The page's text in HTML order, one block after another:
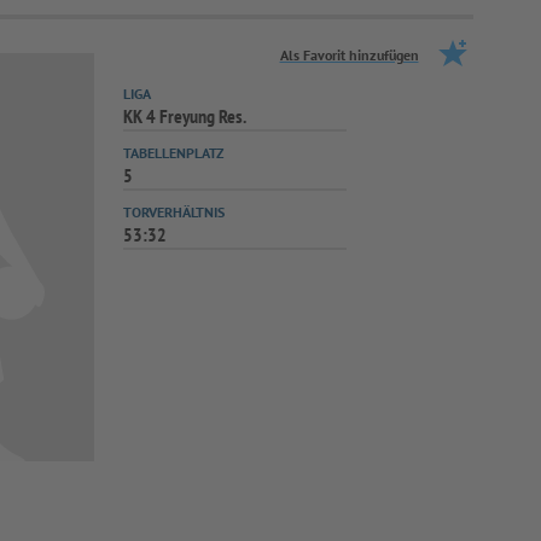
Als Favorit hinzufügen
LIGA
KK 4 Freyung Res.
TABELLENPLATZ
5
TORVERHÄLTNIS
53:32